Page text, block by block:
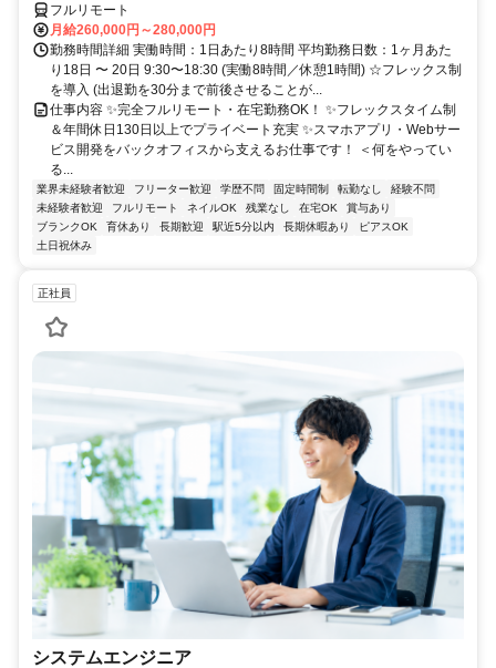
フルリモート
月給260,000円～280,000円
勤務時間詳細 実働時間：1日あたり8時間 平均勤務日数：1ヶ月あた
り18日 〜 20日 9:30〜18:30 (実働8時間／休憩1時間) ☆フレックス制
を導入 (出退勤を30分まで前後させることが...
仕事内容 ✨完全フルリモート・在宅勤務OK！ ✨フレックスタイム制
＆年間休日130日以上でプライベート充実 ✨スマホアプリ・Webサー
ビス開発をバックオフィスから支えるお仕事です！ ＜何をやってい
る...
業界未経験者歓迎 フリーター歓迎 学歴不問 固定時間制 転勤なし
経験不問
未経験者歓迎
フルリモート ネイルOK 残業なし 在宅OK
賞与あり
ブランクOK
育休あり 長期歓迎 駅近5分以内 長期休暇あり
ピアスOK
土日祝休み
正社員
システムエンジニア